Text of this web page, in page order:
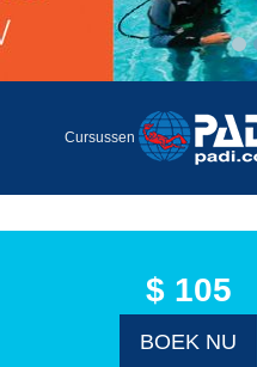
Cursussen
$ 105
BOEK NU